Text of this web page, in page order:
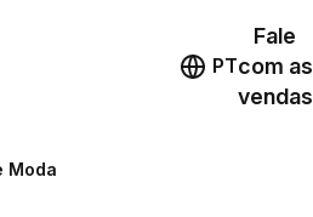
PT
Fale
com as
vendas
Moda